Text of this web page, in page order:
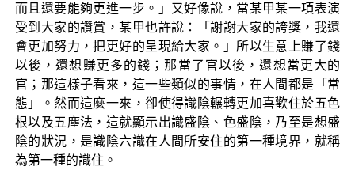
而且還要能夠更進一步。」又好像說，當某甲某一項表演
受到大家的讚賞，某甲也許說：「謝謝大家的誇獎，我還
會更加努力，把更好的呈現給大家。」所以生意上賺了錢
以後，還想賺更多的錢；那當了官以後，還想當更大的
官；那這樣子看來，這一些類似的事情，在人間都是「常
態」。然而這麼一來，卻使得識陰輾轉更加喜歡住於五色
根以及五塵法，這就顯示出識盛陰、色盛陰，乃至是想盛
陰的狀況，是識陰六識在人間所安住的第一種境界，就稱
為第一種的識住。